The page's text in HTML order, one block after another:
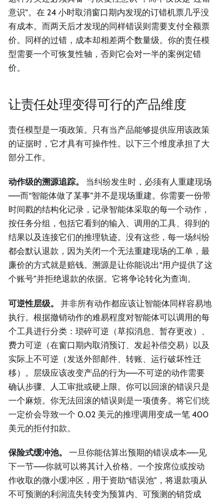
意识”。在 24 小时取消窗口期内发现的订错机票几乎没
有成本。而两天后才发现的同样错误则需要支付全额票
价。同样的过错，成本却相差两个数量级。你的责任模
型需要一个可恢复性轴，否则它会对一半的案例定错
价。
让责任处理变得可行的产品维度
责任模型是一项政策。只有当产品能够提供应用该政策
的证据时，它才具有可操作性。以下三个维度承担了大
部分工作。
动作级的溯源追踪。
当纠纷发生时，必须有人重建现场
——而“智能体做了某事”并不是现场重建。你需要一份带
时间戳的结构化记录，记录智能体采取的每一个动作，
按任务分组，包括它看到的输入、调用的工具、得到的
结果以及连接它们的推理轨迹。没有这些，每一场纠纷
都会默认退款，因为关闭一个无法重建现场的工单，最
廉价的方式就是赔钱。溯源是让你能说出“用户提供了这
个账号”并拒绝退款的依据。它将争论转化为查询。
可逆性层级。
并非所有动作都应该让智能体同样容易地
执行。根据撤销动作的难易程度对智能体可以调用的每
个工具进行分类：琐碎可逆（草拟消息、暂存更改）、
费力可逆（在窗口期内取消预订、发起补偿交易）以及
实际上不可逆（发送外部邮件、转账、运行破坏性迁
移）。层级应该改变产品的行为——不可逆的动作需要
确认步骤、人工审批或硬上限。你可以回滚的错误只是
一个麻烦。你无法回滚的错误则是一项债务。将它们统
一定价会导致一个 0.02 美元的推理调用变成一笔 400
美元的拒付扣款。
保险式缓冲池。
一旦你能估算出预期的错误成本——见
下一节——你就可以将其计入价格。一个按席位或按动
作收取的微小缓冲区，用于资助“错误池”，将退款项从
不可预测的利润流失转变为预算内、可预测的销货成